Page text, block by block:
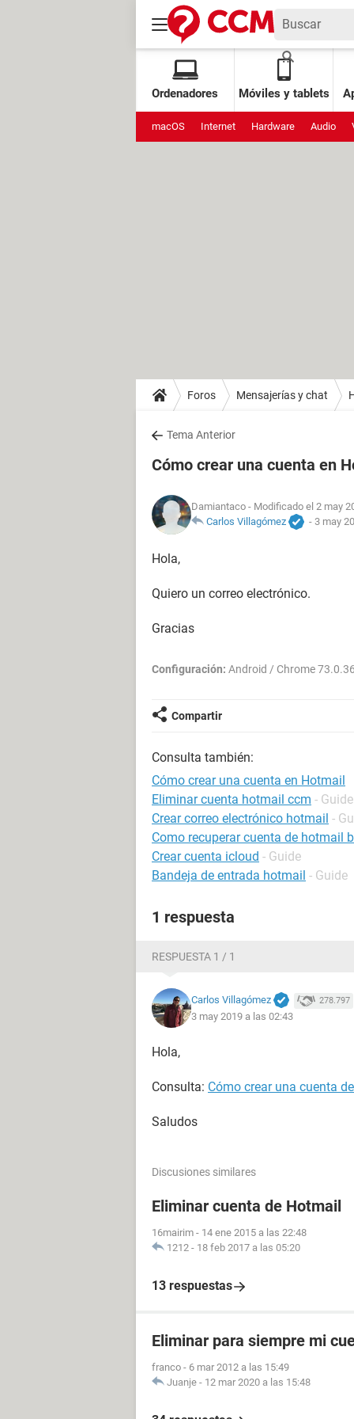
Ordenadores Móviles y tablets
macOS Internet Hardware Audio
Foros Mensajerías y chat
Tema Anterior
Cómo crear una cuenta en
Damiantaco - Modificado el 2 may
Carlos Villagómez
- 3 may
Hola,
Quiero un correo electrónico.
Gracias
Configuración: Android / Chrome
Compartir
Consulta también:
Cómo crear una cuenta en Hotmail
Eliminar cuenta hotmail ccm - Guide
Crear correo electrónico hotmail -
Como recuperar cuenta de hotmail
Crear cuenta icloud - Guide
Bandeja de entrada hotmail - Guide
1 respuesta
RESPUESTA 1 / 1
Carlos Villagómez 278.797
3 may 2019 a las 02:43
Hola,
Consulta: Cómo crear una cuenta
Saludos
Discusiones similares
Eliminar cuenta de Hotmail
16mairim - 14 ene 2015 a las 22:48
1212 - 18 feb 2017 a las 05:20
13 respuestas
Eliminar para siempre mi
franco - 6 mar 2012 a las 15:49
Juanje - 12 mar 2020 a las 15:48